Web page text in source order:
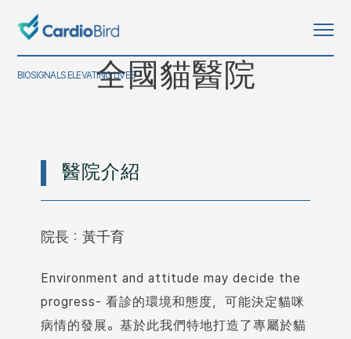
BIOSIGNALS ELEVATING LIVES全國貓醫院
醫院介紹
院長：黃千育
Environment and attitude may decide the
progress- 看診的環境和態度，可能決定貓咪
病情的發展。基於此我們特地打造了專屬於貓